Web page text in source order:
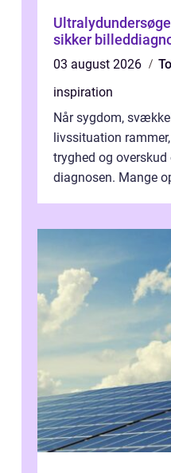
sikker
03 august 2026
inspiration
Når sygdom,
livssituation
tryghed og
diagnosen. Mange